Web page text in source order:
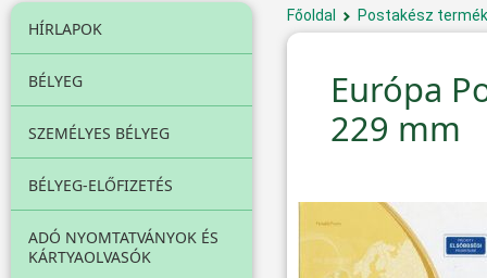
HÍRLAPOK
BÉLYEG
SZEMÉLYES BÉLYEG
BÉLYEG-ELŐFIZETÉS
ADÓ NYOMTATVÁNYOK ÉS
KÁRTYAOLVASÓK
Főoldal Postakész
Európa
229 mm